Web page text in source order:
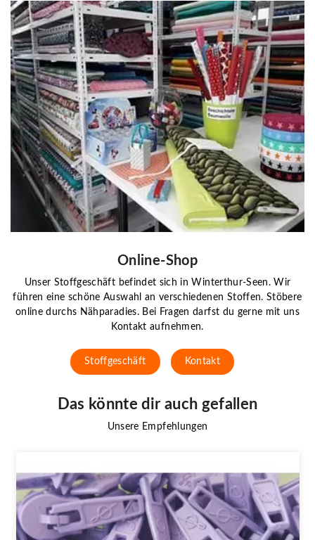
Online-Shop
Unser Stoffgeschäft befindet sich in Winterthur-Seen. Wir
führen eine schöne Auswahl an verschiedenen Stoffen. Stöbere
online durchs Nähparadies. Bei Fragen darfst du gerne mit uns
Kontakt aufnehmen.
Stoffgeschäft Kontakt
Das könnte dir auch gefallen
Unsere Empfehlungen